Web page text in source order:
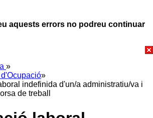
aquests errors no podreu continuar
»
»
indefinida d'un/a administratiu/va i
de treball